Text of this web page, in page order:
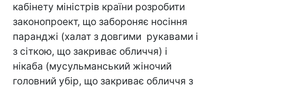
кабінету міністрів країни розробити
законопроект, що забороняє носіння
паранджі (халат з довгими рукавами і
з сіткою, що закриває обличчя) і
нікаба (мусульманський жіночий
головний убір, що закриває обличчя з